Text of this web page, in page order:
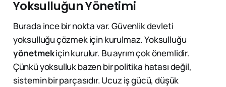
Yoksulluğun Yönetimi
Burada ince bir nokta var. Güvenlik devleti
yoksulluğu çözmek için kurulmaz. Yoksulluğu
yönetmekiçin kurulur. Bu ayrım çok önemlidir.
Çünkü yoksulluk bazen bir politika hatası değil,
sistemin bir parçasıdır. Ucuz iş gücü, düşük